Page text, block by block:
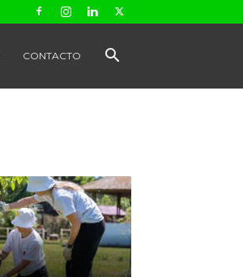
CONTACTO